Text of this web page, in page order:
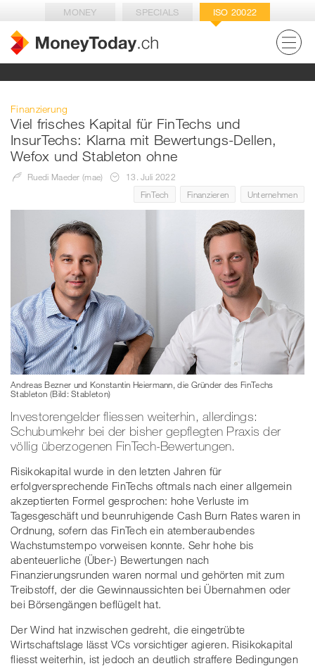
MONEY SPECIALS ISO 20022
Finanzierung
Viel frisches Kapital für FinTechs und
InsurTechs: Klarna mit Bewertungs-Dellen,
Wefox und Stableton ohne
Ruedi Maeder (mae)
13. Juli 2022
FinTech
Finanzieren Unternehmen
Andreas Bezner und Konstantin Heiermann, die Gründer des FinTechs
Stableton (Bild: Stableton)
Investorengelder fliessen weiterhin, allerdings:
Schubumkehr bei der bisher gepflegten Praxis der
völlig überzogenen FinTech-Bewertungen.
Risikokapital wurde in den letzten Jahren für
erfolgversprechende FinTechs oftmals nach einer allgemein
akzeptierten Formel gesprochen: hohe Verluste im
Tagesgeschäft und beunruhigende Cash Burn Rates waren in
Ordnung, sofern das FinTech ein atemberaubendes
Wachstumstempo vorweisen konnte. Sehr hohe bis
abenteuerliche (Über-) Bewertungen nach
Finanzierungsrunden waren normal und gehörten mit zum
Treibstoff, der die Gewinnaussichten bei Übernahmen oder
bei Börsengängen beflügelt hat.
Der Wind hat inzwischen gedreht, die eingetrübte
Wirtschaftslage lässt VCs vorsichtiger agieren. Risikokapital
fliesst weiterhin, ist jedoch an deutlich straffere Bedingungen